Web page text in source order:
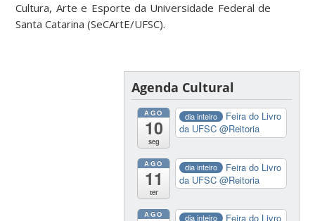
Cultura, Arte e Esporte da Universidade Federal de
Santa Catarina (SeCArtE/UFSC).
Agenda Cultural
AGO
10
seg
dia inteiro
Feira do Livro
da UFSC@Reitoria
AGO
11
ter
dia inteiro
Feira do Livro
da UFSC@Reitoria
AGO dia inteiro Feira do Livro